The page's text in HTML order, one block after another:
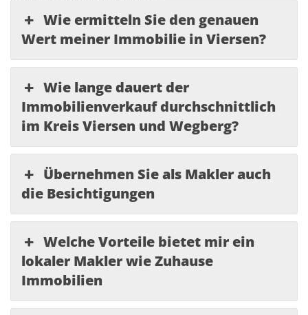
Wie ermitteln Sie den genauen
Wert meiner Immobilie in Viersen?
Wie lange dauert der
Immobilienverkauf durchschnittlich
im Kreis Viersen und Wegberg?
Übernehmen Sie als Makler auch
die Besichtigungen
Welche Vorteile bietet mir ein
lokaler Makler wie Zuhause
Immobilien